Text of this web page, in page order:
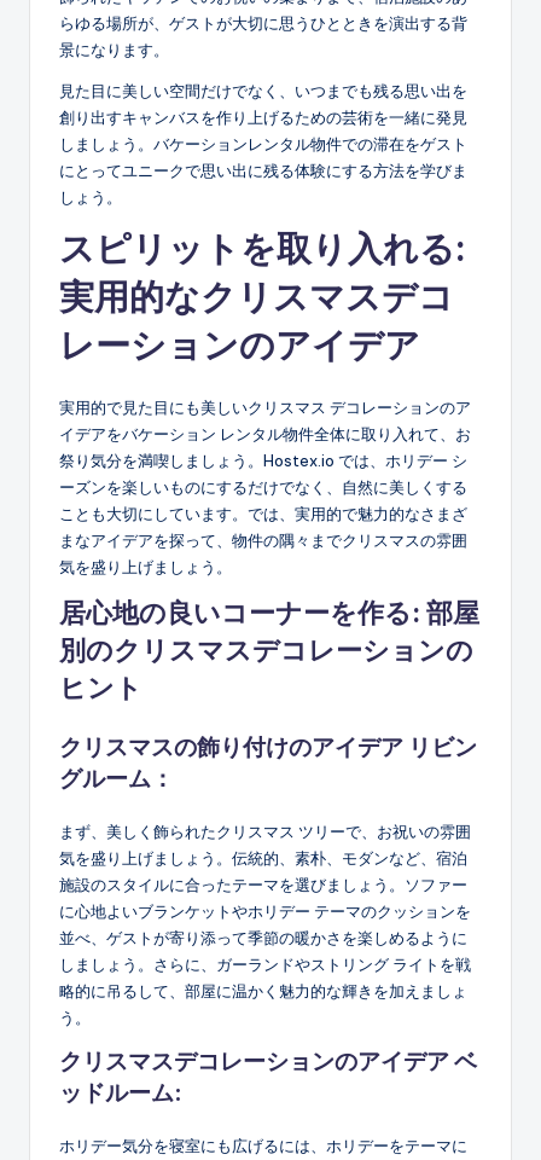
らゆる場所が、ゲストが大切に思うひとときを演出する背
景になります。
見た目に美しい空間だけでなく、いつまでも残る思い出を
創り出すキャンバスを作り上げるための芸術を一緒に発見
しましょう。バケーションレンタル物件での滞在をゲスト
にとってユニークで思い出に残る体験にする方法を学びま
しょう。
スピリットを取り入れる:
実用的なクリスマスデコ
レーションのアイデア
実用的で見た目にも美しいクリスマス デコレーションのア
イデアをバケーション レンタル物件全体に取り入れて、お
祭り気分を満喫しましょう。Hostex.io では、ホリデー シ
ーズンを楽しいものにするだけでなく、自然に美しくする
ことも大切にしています。では、実用的で魅力的なさまざ
まなアイデアを探って、物件の隅々までクリスマスの雰囲
気を盛り上げましょう。
居心地の良いコーナーを作る: 部屋
別のクリスマスデコレーションの
ヒント
クリスマスの飾り付けのアイデア リビン
グルーム：
まず、美しく飾られたクリスマス ツリーで、お祝いの雰囲
気を盛り上げましょう。伝統的、素朴、モダンなど、宿泊
施設のスタイルに合ったテーマを選びましょう。ソファー
に心地よいブランケットやホリデー テーマのクッションを
並べ、ゲストが寄り添って季節の暖かさを楽しめるように
しましょう。さらに、ガーランドやストリング ライトを戦
略的に吊るして、部屋に温かく魅力的な輝きを加えましょ
う。
クリスマスデコレーションのアイデアベ
ッドルーム:
ホリデー気分を寝室にも広げるには、ホリデーをテーマに